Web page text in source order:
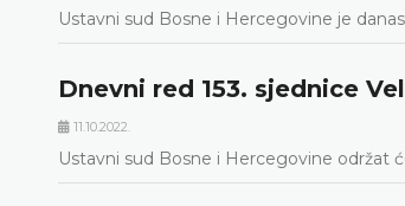
Ustavni sud Bosne i Hercegovine je
Dnevni red 153. sjednice
11.10.2022.
Ustavni sud Bosne i Hercegovine održat